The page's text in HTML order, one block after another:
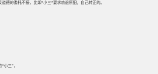
德的委托不接，比如“小三”要求劝退原配，自己转正的。
小三”。